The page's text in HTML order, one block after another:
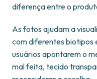
diferença entre o
As fotos ajudam a
com diferentes biotipos
usuários apontarem o
mal feita, tecido